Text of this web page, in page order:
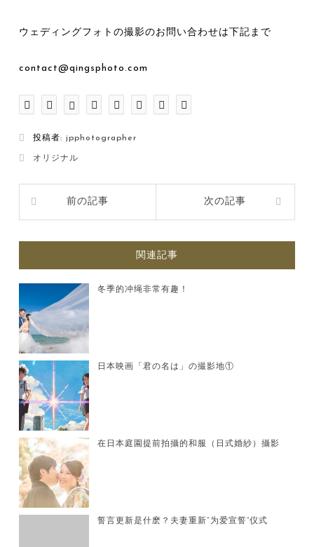
ウェディングフォトの撮影のお問い合わせは下記まで
contact@qingsphoto.com
投稿者:jpphotographer
オリジナル
前の記事 次の記事
関連記事
冬季的冲绳非常有趣！
日本映画「君の名は」の撮影地①
在日本庭園提前拍攝的和服（日式婚紗）攝影
誓言更新是什麽？夫妻重新“为爱宣誓”仪式